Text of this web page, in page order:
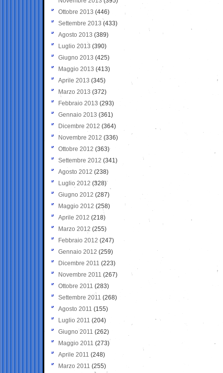
Ottobre 2013 (446)
Settembre 2013 (433)
Agosto 2013 (389)
Luglio 2013 (390)
Giugno 2013 (425)
Maggio 2013 (413)
Aprile 2013 (345)
Marzo 2013 (372)
Febbraio 2013 (293)
Gennaio 2013 (361)
Dicembre 2012 (364)
Novembre 2012 (336)
Ottobre 2012 (363)
Settembre 2012 (341)
Agosto 2012 (238)
Luglio 2012 (328)
Giugno 2012 (287)
Maggio 2012 (258)
Aprile 2012 (218)
Marzo 2012 (255)
Febbraio 2012 (247)
Gennaio 2012 (259)
Dicembre 2011 (223)
Novembre 2011 (267)
Ottobre 2011 (283)
Settembre 2011 (268)
Agosto 2011 (155)
Luglio 2011 (204)
Giugno 2011 (262)
Maggio 2011 (273)
Aprile 2011 (248)
Marzo 2011 (255)